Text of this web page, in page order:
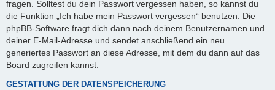
fragen. Solltest du dein Passwort vergessen haben, so kannst du
die Funktion „Ich habe mein Passwort vergessen“ benutzen. Die
phpBB-Software fragt dich dann nach deinem Benutzernamen und
deiner E-Mail-Adresse und sendet anschließend ein neu
generiertes Passwort an diese Adresse, mit dem du dann auf das
Board zugreifen kannst.
GESTATTUNG DER DATENSPEICHERUNG